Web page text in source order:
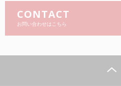
CONTACT
お問い合わせはこちら